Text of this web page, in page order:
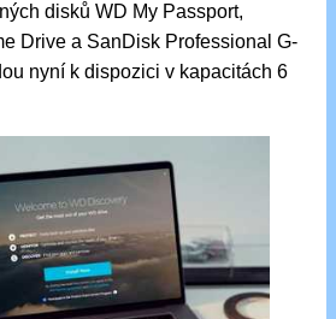
disků WD My Passport,
Drive a SanDisk Professional G-
nyní k dispozici v kapacitách 6